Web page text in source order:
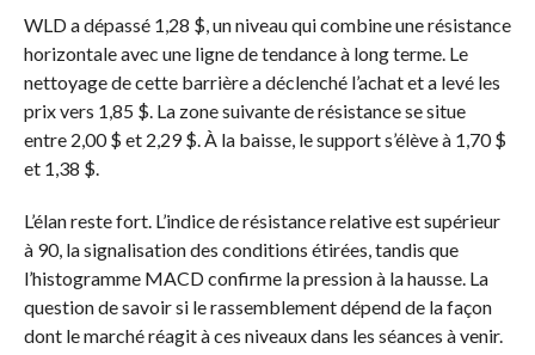
WLD a dépassé 1,28 $, un niveau qui combine une résistance
horizontale avec une ligne de tendance à long terme. Le
nettoyage de cette barrière a déclenché l’achat et a levé les
prix vers 1,85 $. La zone suivante de résistance se situe
entre 2,00 $ et 2,29 $. À la baisse, le support s’élève à 1,70 $
et 1,38 $.
L’élan reste fort. L’indice de résistance relative est supérieur
à 90, la signalisation des conditions étirées, tandis que
l’histogramme MACD confirme la pression à la hausse. La
question de savoir si le rassemblement dépend de la façon
dont le marché réagit à ces niveaux dans les séances à venir.